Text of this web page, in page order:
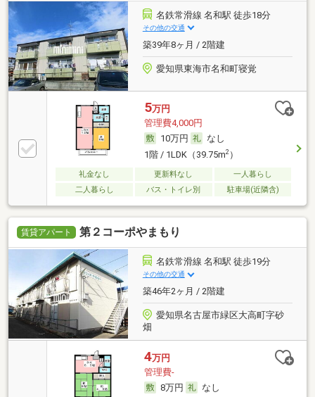
名鉄常滑線 名和駅 徒歩18分
その他の交通
築39年8ヶ月 / 2階建
愛知県東海市名和町寝覚
5万円
管理費4,000円
10万円
なし
1階 / 1LDK（39.75m2）
礼金なし 更新料なし
一人暮らし
二人暮らし
バス・トイレ別 駐車場(近隣含)
賃貸アパート 第２コーポやまもり
名鉄常滑線 名和駅 徒歩19分
その他の交通
築46年2ヶ月 / 2階建
愛知県名古屋市緑区大高町字砂
畑
4万円
管理費-
8万円
なし